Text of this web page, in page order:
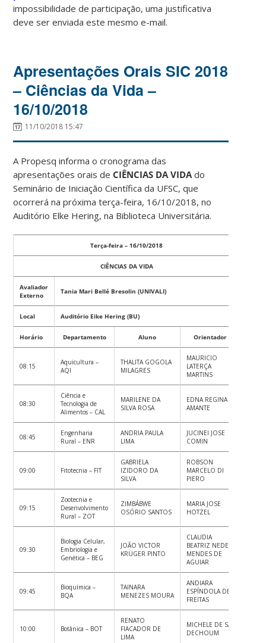
impossibilidade de participação, uma justificativa
deve ser enviada este mesmo e-mail.
Apresentações Orais SIC 2018
– Ciências da Vida –
16/10/2018
11/10/2018 15:47
A Propesq informa o cronograma das
apresentações orais de CIÊNCIAS DA VIDA do
Seminário de Iniciação Científica da UFSC, que
ocorrerá na próxima terça-feira, 16/10/2018, no
Auditório Elke Hering, na Biblioteca Universitária.
Terça-feira – 16/10/2018
CIÊNCIAS DA VIDA
Avaliador
Externo
Tania Mari Bellé Bresolin (UNIVALI)
Local Auditório Eike Hering (BU)
Horário Departamento Aluno Orientador
08:15
Aquicultura –
AQI
THALITA GOGOLA
MILAGRES
MAURICIO
LATERÇA
MARTINS
08:30
Ciência e
Tecnologia de
Alimentos – CAL
MARILENE DA
SILVA ROSA
EDNA REGINA
AMANTE
08:45
Engenharia
Rural – ENR
ANDRIA PAULA
LIMA
JUCINEI JOSE
COMIN
09:00 Fitotecnia – FIT
GABRIELA
IZIDORO DA
SILVA
ROBSON
MARCELO DI
PIERO
09:15
Zootecnia e
Desenvolvimento
Rural – ZOT
ZIMBÁBWE
OSÓRIO SANTOS
MARIA JOSE
HOTZEL
09:30
Biologia Celular,
Embriologia e
Genética – BEG
JOÃO VICTOR
KRÜGER PINTO
CLAUDIA
BEATRIZ NEDEL
MENDES DE
AGUIAR
09:45
Bioquímica –
BQA
TAINARA
MENEZES MOURA
ANDIARA
ESPÍNDOLA DE
FREITAS
10:00 Botânica – BOT
RENATO
FIACADOR DE
LIMA
MICHELE DE SÁ
DECHOUM